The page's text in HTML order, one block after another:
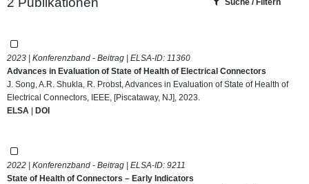
Suche / Filtern
2023 | Konferenzband - Beitrag | ELSA-ID: 11360
Advances in Evaluation of State of Health of Electrical Connectors
J. Song, A.R. Shukla, R. Probst, Advances in Evaluation of State of Health of
Electrical Connectors, IEEE, [Piscataway, NJ], 2023.
ELSA | DOI
2022 | Konferenzband - Beitrag | ELSA-ID: 9211
State of Health of Connectors – Early Indicators